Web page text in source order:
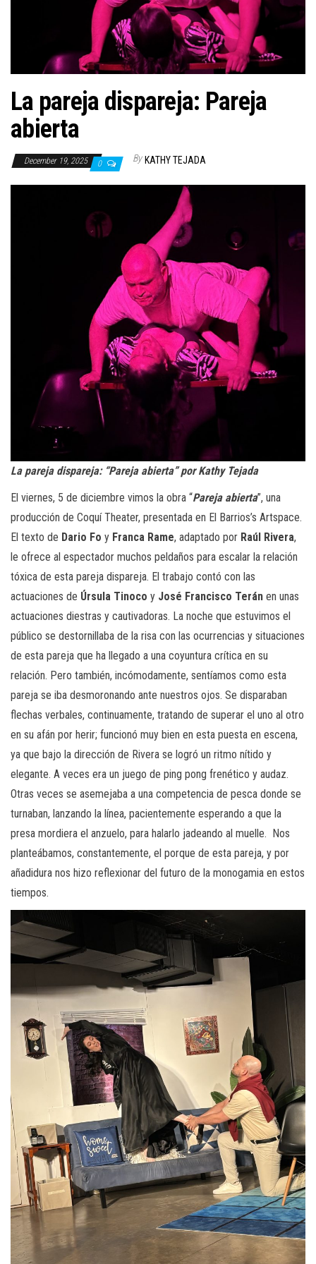
La pareja dispareja: Pareja
abierta
December 19, 2025 0 By KATHY TEJADA
La pareja dispareja: “Pareja abierta” por Kathy Tejada
El viernes, 5 de diciembre vimos la obra “Pareja abierta”, una
producción de Coquí Theater, presentada en El Barrios’s Artspace.
El texto de Dario Fo y Franca Rame, adaptado por Raúl Rivera,
le ofrece al espectador muchos peldaños para escalar la relación
tóxica de esta pareja dispareja. El trabajo contó con las
actuaciones de Úrsula Tinoco y José Francisco Terán en unas
actuaciones diestras y cautivadoras. La noche que estuvimos el
público se destornillaba de la risa con las ocurrencias y situaciones
de esta pareja que ha llegado a una coyuntura crítica en su
relación. Pero también, incómodamente, sentíamos como esta
pareja se iba desmoronando ante nuestros ojos. Se disparaban
flechas verbales, continuamente, tratando de superar el uno al otro
en su afán por herir; funcionó muy bien en esta puesta en escena,
ya que bajo la dirección de Rivera se logró un ritmo nítido y
elegante. A veces era un juego de ping pong frenético y audaz.
Otras veces se asemejaba a una competencia de pesca donde se
turnaban, lanzando la línea, pacientemente esperando a que la
presa mordiera el anzuelo, para halarlo jadeando al muelle. Nos
planteábamos, constantemente, el porque de esta pareja, y por
añadidura nos hizo reflexionar del futuro de la monogamia en estos
tiempos.